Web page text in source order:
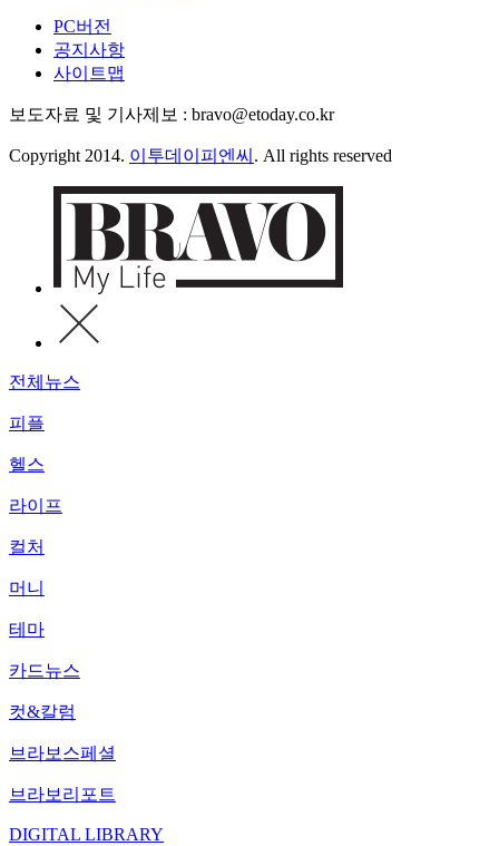
PC버전
공지사항
사이트맵
보도자료 및 기사제보 : bravo@etoday.co.kr
Copyright 2014. 이투데이피엔씨 . All rights reserved
전체뉴스
피플
헬스
라이프
컬처
머니
테마
카드뉴스
컷&칼럼
브라보스페셜
브라보리포트
DIGITAL LIBRARY